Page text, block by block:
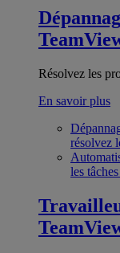
Résolvez les
En savoir plus
résolvez
les